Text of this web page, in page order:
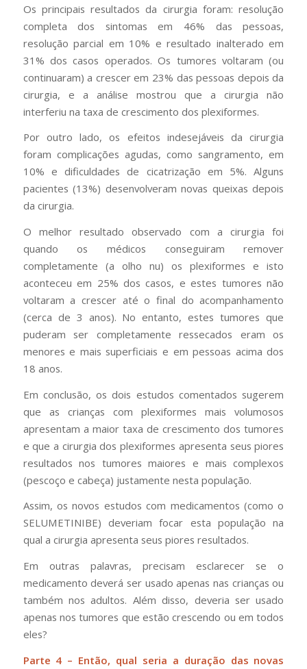
Os principais resultados da cirurgia foram: resolução
completa dos sintomas em 46% das pessoas,
resolução parcial em 10% e resultado inalterado em
31% dos casos operados. Os tumores voltaram (ou
continuaram) a crescer em 23% das pessoas depois da
cirurgia, e a análise mostrou que a cirurgia não
interferiu na taxa de crescimento dos plexiformes.
Por outro lado, os efeitos indesejáveis da cirurgia
foram complicações agudas, como sangramento, em
10% e dificuldades de cicatrização em 5%. Alguns
pacientes (13%) desenvolveram novas queixas depois
da cirurgia.
O melhor resultado observado com a cirurgia foi
quando os médicos conseguiram remover
completamente (a olho nu) os plexiformes e isto
aconteceu em 25% dos casos, e estes tumores não
voltaram a crescer até o final do acompanhamento
(cerca de 3 anos). No entanto, estes tumores que
puderam ser completamente ressecados eram os
menores e mais superficiais e em pessoas acima dos
18 anos.
Em conclusão, os dois estudos comentados sugerem
que as crianças com plexiformes mais volumosos
apresentam a maior taxa de crescimento dos tumores
e que a cirurgia dos plexiformes apresenta seus piores
resultados nos tumores maiores e mais complexos
(pescoço e cabeça) justamente nesta população.
Assim, os novos estudos com medicamentos (como o
SELUMETINIBE) deveriam focar esta população na
qual a cirurgia apresenta seus piores resultados.
Em outras palavras, precisam esclarecer se o
medicamento deverá ser usado apenas nas crianças ou
também nos adultos. Além disso, deveria ser usado
apenas nos tumores que estão crescendo ou em todos
eles?
Parte 4 – Então, qual seria a duração das novas